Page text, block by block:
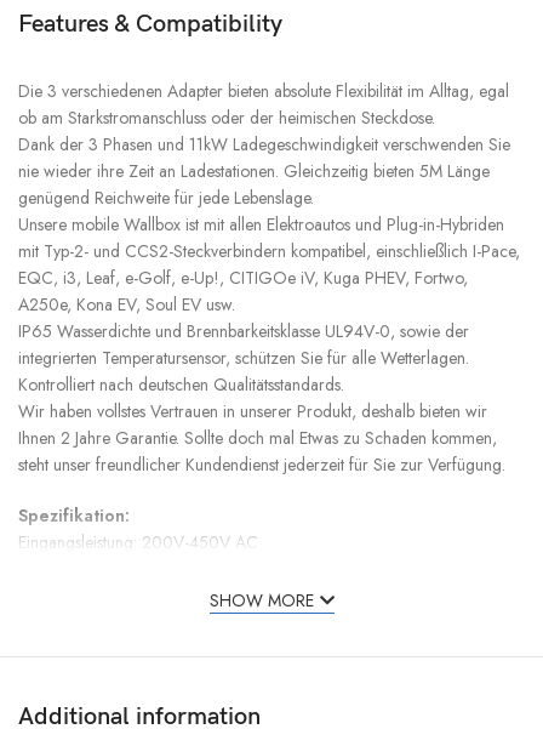
Features & Compatibility
Die 3 verschiedenen Adapter bieten absolute Flexibilität im Alltag, egal
ob am Starkstromanschluss oder der heimischen Steckdose.
Dank der 3 Phasen und 11kW Ladegeschwindigkeit verschwenden Sie
nie wieder ihre Zeit an Ladestationen. Gleichzeitig bieten 5M Länge
genügend Reichweite für jede Lebenslage.
Unsere mobile Wallbox ist mit allen Elektroautos und Plug-in-Hybriden
mit Typ-2- und CCS2-Steckverbindern kompatibel, einschließlich I-Pace,
EQC, i3, Leaf, e-Golf, e-Up!, CITIGOe iV, Kuga PHEV, Fortwo,
A250e, Kona EV, Soul EV usw.
IP65 Wasserdichte und Brennbarkeitsklasse UL94V-0, sowie der
integrierten Temperatursensor, schützen Sie für alle Wetterlagen.
Kontrolliert nach deutschen Qualitätsstandards.
Wir haben vollstes Vertrauen in unserer Produkt, deshalb bieten wir
Ihnen 2 Jahre Garantie. Sollte doch mal Etwas zu Schaden kommen,
steht unser freundlicher Kundendienst jederzeit für Sie zur Verfügung.
Spezifikation:
Eingangsleistung: 200V-450V AC
25A 32A einstellbar (32A Stecker)
Netzstecker: Schuko Haushalt, CEE16A rot, CEE32A blau
Kabel: 5G6mm² + 2×0.5mm²
SHOW MORE
Additional information